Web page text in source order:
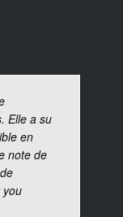
Elle a su
en
note de
you